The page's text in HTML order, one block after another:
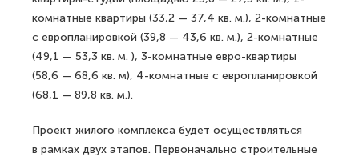
комнатные квартиры (33,2 — 37,4 кв. м.), 2-комнатные
с европланировкой (39,8 — 43,6 кв. м.), 2-комнатные
(49,1 — 53,3 кв. м. ), 3-комнатные евро-квартиры
(58,6 — 68,6 кв. м), 4-комнатные с европланировкой
(68,1 — 89,8 кв. м.).
Проект жилого комплекса будет осуществляться
в рамках двух этапов. Первоначально строительные